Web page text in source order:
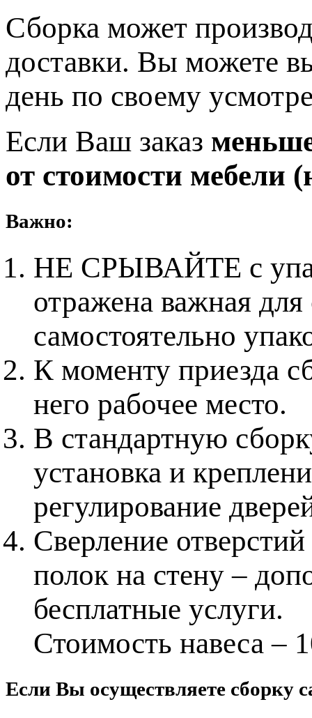
Сборка может
доставки. Вы можете
день по своему
Если Ваш заказ
от стоимости мебели
Важно:
НЕ СРЫВАЙТЕ с
отражена важная
самостоятельно
К моменту приезда
него рабочее место.
В стандартную
установка и
регулирование
Сверление
полок на стену –
бесплатные услуги.
Стоимость навеса –
Если Вы осуществляете сборку